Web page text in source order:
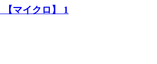
マイクロ】 1